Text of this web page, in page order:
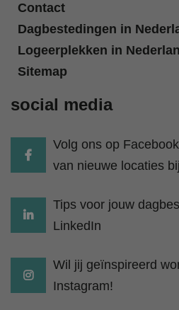
Contact
Dagbestedingen in
Logeerplekken in
Sitemap
social media
Volg ons op
van nieuwe locaties
Tips voor jouw
LinkedIn
Wil jij geïnspireerd
Instagram!